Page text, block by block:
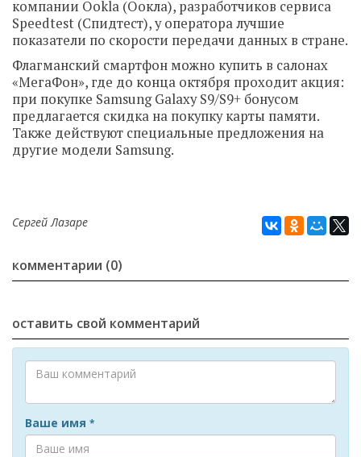
компании Ookla (Оокла), разработчиков сервиса
Speedtest (Спидтест), у оператора лучшие
показатели по скорости передачи данных в стране.
Флагманский смартфон можно купить в салонах
«МегаФон», где до конца октября проходит акция:
при покупке Samsung Galaxy S9/S9+ бонусом
предлагается скидка на покупку карты памяти.
Также действуют специальные предложения на
другие модели Samsung.
Сергей Лазаре
комментарии (0)
оставить свой комментарий
Ваше имя *